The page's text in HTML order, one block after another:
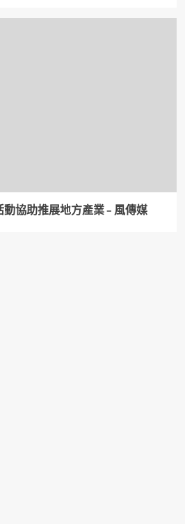
協助推展地方產業 – 風傳媒